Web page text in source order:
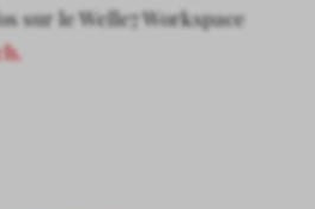
sur le Welle7 Workspace